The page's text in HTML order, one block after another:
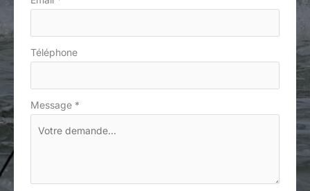
Téléphone
Message *